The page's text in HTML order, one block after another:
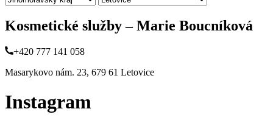
Kosmetické služby – Marie Boucníková
+420 777 141 058
Masarykovo nám. 23, 679 61 Letovice
Instagram